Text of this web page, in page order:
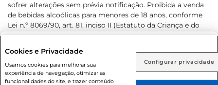
Rio de Janeiro (RJ) Goiás (GO)
Ou
sofrer alterações sem prévia notificação. Proibida a venda
de bebidas alcoólicas para menores de 18 anos, conforme
Lei n.º 8069/90, art. 81, inciso II (Estatuto da Criança e do
Adolescente). Preços e condições exclusivos para o
prévio. O valor mínimo para as compras on-line é de R$
80,00.
Cookies e Privacidade
Usamos cookies para melhorar sua
experiência de navegação, otimizar as
funcionalidades do site, e trazer conteúdo
Configurar privacidade